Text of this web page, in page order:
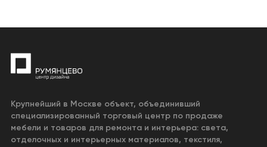
Крупнейший в Москве объект, объединивший
специализированный торговый центр по продаже
мебели и товаров для ремонта и интерьера: света,
отделочных и интерьерных материалов, текстиля,